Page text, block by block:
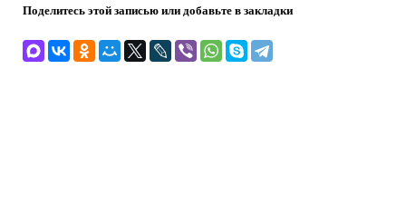
Поделитесь этой записью или добавьте в закладки